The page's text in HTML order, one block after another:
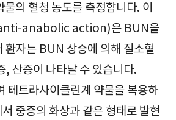
의 혈청 농도를 측정합니다. 이
anabolic action)은 BUN을
환자는 BUN 상승에 의해 질소혈
, 산증이 나타날 수 있습니다.
테트라사이클린계 약물을 복용하
중증의 화상과 같은 형태로 발현